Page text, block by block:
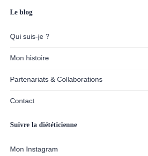
Le blog
Qui suis-je ?
Mon histoire
Partenariats & Collaborations
Contact
Suivre la diététicienne
Mon Instagram